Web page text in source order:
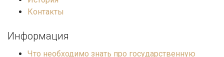
Контакты
Информация
Что необходимо знать про государственную